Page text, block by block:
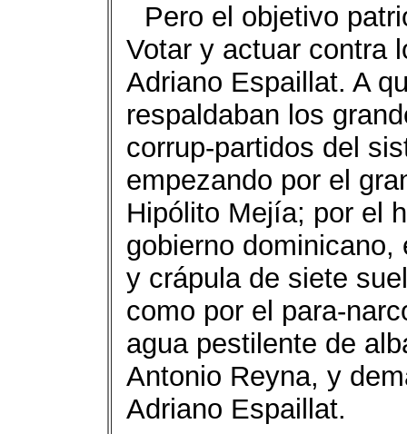
Pero el objetivo
Votar y actuar contra
Adriano Espaillat. A
respaldaban los
corrup-partidos del
empezando por el
Hipólito Mejía; por el
gobierno
y crápula de siete
como por el para-
agua pestilente de
Antonio Reyna, y
Adriano Espaillat.